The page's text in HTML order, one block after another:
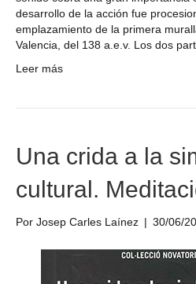
desarrollo de la acción fue
emplazamiento de la primera
Valencia, del 138 a.e.v. Los dos
Leer más
Una crida a la
cultural.
Por Josep Carles Laínez | 30/06/